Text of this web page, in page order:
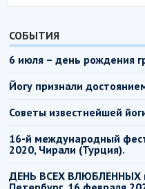
СОБЫТИЯ
6 июля – день рождения
Йогу признали
Советы известнейшей
16-й международный
2020, Чирали (Турция).
ДЕНЬ ВСЕХ ВЛЮБЛЕННЫХ в